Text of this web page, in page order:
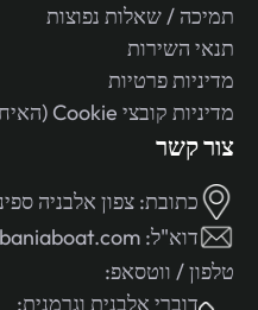
תמיכה / שאלות נפוצות
תנאי השירות
מדיניות פרטיות
מדיניות קובצי Cookie (האיחוד האירופי)
צור קשר
כתובת: צפון אלבניה ספינה,
דוא"ל:
טלפון / ווטסאפ:
דוברי אלבנית וגרמנית: